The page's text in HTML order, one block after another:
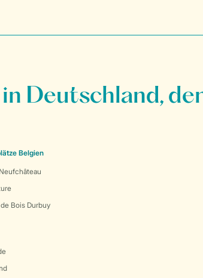
Deutschland,
Belgien
Bois Durbuy